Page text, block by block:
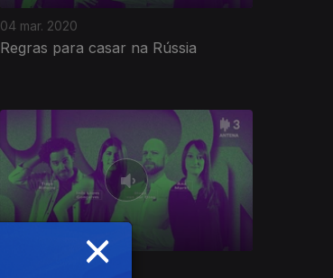
04 mar. 2020
Regras para casar na Rússia
×